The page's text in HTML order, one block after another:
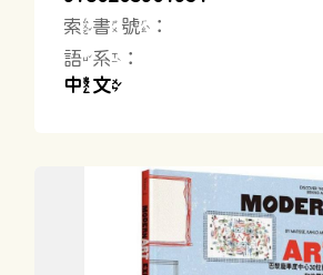
索書號：
語系：
中文